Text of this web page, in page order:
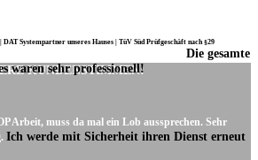
DAT Systempartner unseres Hauses | TüV Süd Prüfgeschäft nach §29
KUNDENSTIMMEN:
Die gesamte
waren sehr professionell!
Arbeit, muss da mal ein Lob aussprechen. Sehr
Ich werde mit Sicherheit ihren Dienst erneut